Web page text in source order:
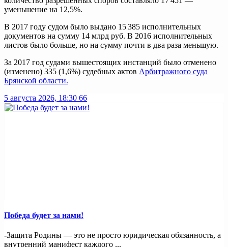
уменьшение на 12,5%.
В 2017 году судом было выдано 15 385 исполнительных
документов на сумму 14 млрд руб. В 2016 исполнительных
листов было больше, но на сумму почти в два раза меньшую.
За 2017 год судами вышестоящих инстанций было отменено
(изменено) 335 (1,6%) судебных актов Арбитражного суда
Брянской области.
5 августа 2026, 18:30 66
Победа будет за нами!
-Защита Родины — это не просто юридическая обязанность, а
внутренний манифест каждого ...